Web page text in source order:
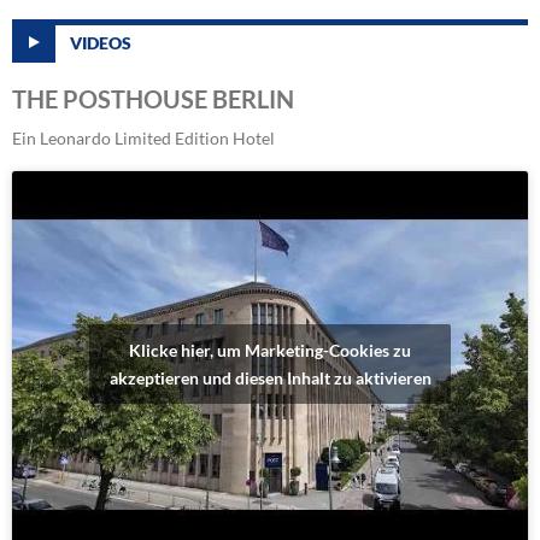
VIDEOS
THE POSTHOUSE BERLIN
Ein Leonardo Limited Edition Hotel
Klicke hier, um Marketing-Cookies zu
akzeptieren und diesen Inhalt zu aktivieren